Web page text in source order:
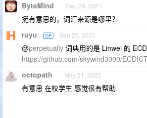
ByteMind Sep 29, 2021
挺有意思的，词汇来源是哪里？
ruyu OP Sep 29, 2021
@perpetually 词典用的是 Linwei 的
https://github.com/skywind3000/
octopath May 21, 2022
有意思 在校学生 感觉很有帮助